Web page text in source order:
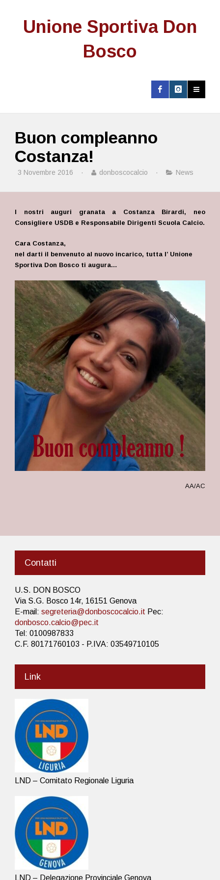
Unione Sportiva Don
Bosco
Buon compleanno
Costanza!
3 Novembre 2016 · donboscocalcio · News
I nostri auguri granata a Costanza Birardi, neo
Consigliere USDB e Responsabile Dirigenti Scuola Calcio.
Cara Costanza,
nel darti il benvenuto al nuovo incarico, tutta l’ Unione
Sportiva Don Bosco ti augura…
AA/AC
Contatti
U.S. DON BOSCO
Via S.G. Bosco 14r, 16151 Genova
E-mail: segreteria@donboscocalcio.it Pec:
donbosco.calcio@pec.it
Tel: 0100987833
C.F. 80171760103 - P.IVA: 03549710105
Link
LND – Comitato Regionale Liguria
LND – Delegazione Provinciale Genova